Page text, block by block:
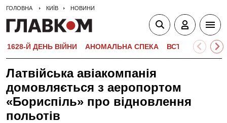
ГОЛОВНА КИЇВ НОВИНИ
1628-Й ДЕНЬ ВІЙНИ АНОМАЛЬНА СПЕКА ВСТУПНА
Латвійська авіакомпанія
домовляється з аеропортом
«Бориспіль» про відновлення
польотів